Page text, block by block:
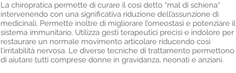
La chiropratica permette di curare il così detto “mal di schiena“
intervenendo con una significativa riduzione dell’assunzione di
medicinali. Permette inoltre di migliorare l’omeostasi e potenziare il
sistema immunitario. Utilizza gesti terapeutici precisi e indolore per
restaurare un normale movimento articolare riducendo così
l’irritabilità nervosa. Le diverse tecniche di trattamento permettono
di aiutare tutti comprese donne in gravidanza, neonati e anziani.